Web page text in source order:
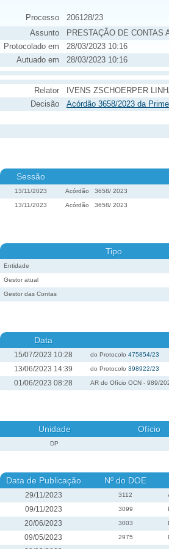
Processo
206128/23
Assunto
PRESTAÇÃO DE CONTAS
Protocolado em
28/03/2023 10:16
Autuado em
28/03/2023 10:16
Relator
IVENS ZSCHOERPER
Decisão
Acórdão 3658/2023 da
Sessão
13/11/2023 Acórdão 3658/ 2023
13/11/2023 Acórdão 3658/ 2023
Tipo
Entidade
Gestor atual
Gestor das Contas
Data
15/07/2023 10:28 do Protocolo 475854/23
13/06/2023 14:39 do Protocolo 398922/23
01/06/2023 08:28 AR do Ofício OCN - 989/
Unidade Ofício
DP
Data de Publicação Nº do DOE
29/11/2023 3112
09/11/2023 3099
20/06/2023 3003
09/05/2023 2975